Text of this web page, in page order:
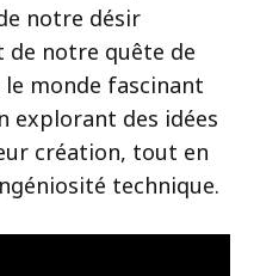
notre désir
de notre quête de
le monde fascinant
explorant des idées
création, tout en
technique.